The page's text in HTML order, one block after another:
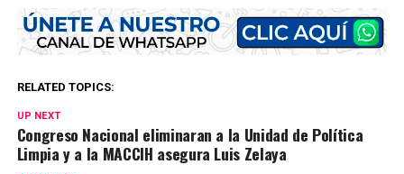
RELATED TOPICS:
UP NEXT
Congreso Nacional eliminaran a la Unidad de Política
Limpia y a la MACCIH asegura Luis Zelaya